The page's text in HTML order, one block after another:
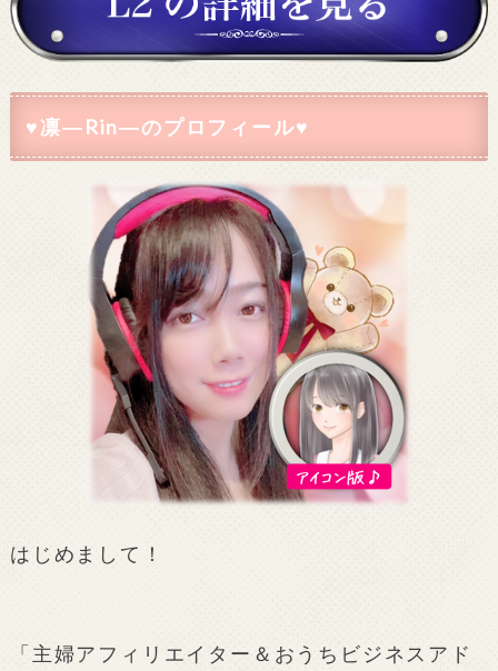
♥凛―Rin―のプロフィール♥
はじめまして！
「主婦アフィリエイター＆おうちビジネスアド